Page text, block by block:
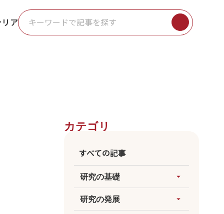
リア
カテゴリ
すべての記事
研究の基礎 arrow_drop_up
すべてを見る
研究の発展 arrow_drop_up